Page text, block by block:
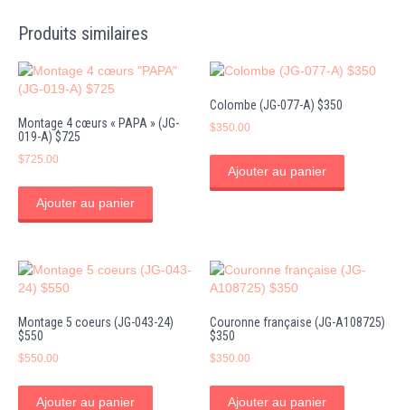
Produits similaires
Montage 4 cœurs « PAPA » (JG-
019-A) $725
$725.00
Ajouter au panier
Colombe (JG-077-A) $350
$350.00
Ajouter au panier
Montage 5 coeurs (JG-043-24)
$550
$550.00
Ajouter au panier
Couronne française (JG-A108725)
$350
$350.00
Ajouter au panier